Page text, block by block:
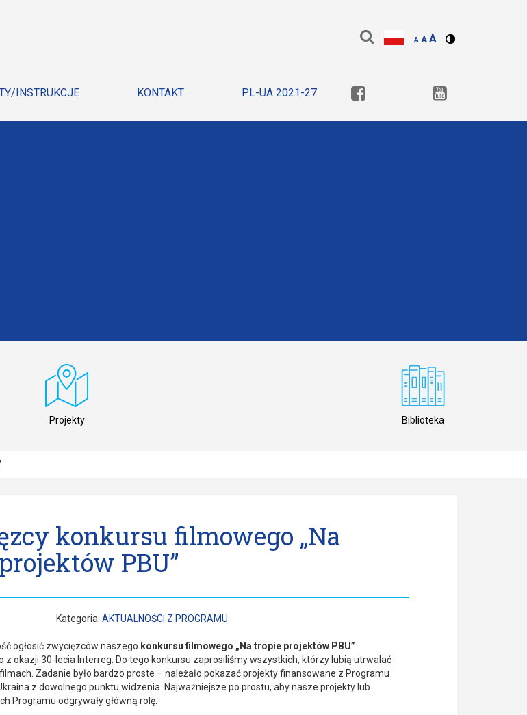
A A A
INSTRUKCJE KONTAKT PL-UA 2021-27
Projekty Biblioteka
konkursu filmowego „Na
PBU”
Kategoria:AKTUALNOŚCI Z PROGRAMU
ogłosić zwycięzców naszego konkursu filmowego „Na tropie projektów PBU”
z okazji 30-lecia Interreg. Do tego konkursu zaprosiliśmy wszystkich, którzy lubią utrwalać
Zadanie było bardzo proste – należało pokazać projekty finansowane z Programu
z dowolnego punktu widzenia. Najważniejsze po prostu, aby nasze projekty lub
Programu odgrywały główną rolę.